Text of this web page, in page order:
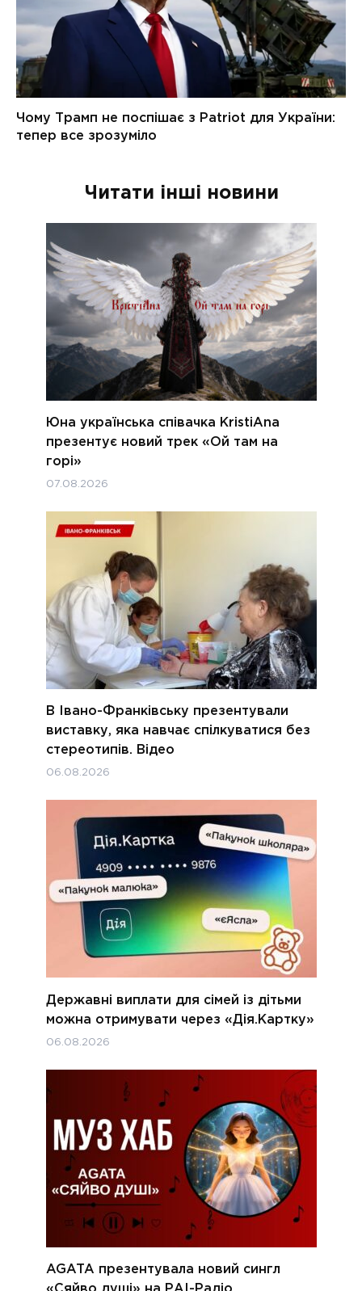
Читати інші новини
Юна українська співачка KristiAna
презентує новий трек «Ой там на
горі»
07.08.2026
В Івано-Франківську презентували
виставку, яка навчає спілкуватися без
стереотипів. Відео
06.08.2026
Державні виплати для сімей із дітьми
можна отримувати через «Дія.Картку»
06.08.2026
AGATA презентувала новий сингл